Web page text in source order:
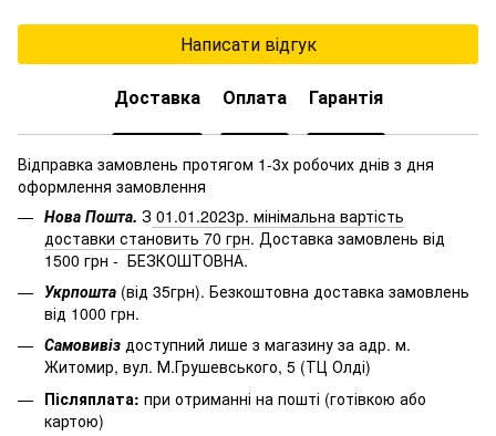
Написати відгук
Доставка Оплата Гарантія
Відправка замовлень протягом 1-3х робочих днів з дня
оформлення замовлення
Нова Пошта. З 01.01.2023р. мінімальна вартість
доставки становить 70 грн. Доставка замовлень від
1500 грн - БЕЗКОШТОВНА.
Укрпошта (від 35грн). Безкоштовна доставка замовлень
від 1000 грн.
Самовивіз доступний лише з магазину за адр. м.
Житомир, вул. М.Грушевського, 5 (ТЦ Олді)
Післяплата: при отриманні на пошті (готівкою або
картою)